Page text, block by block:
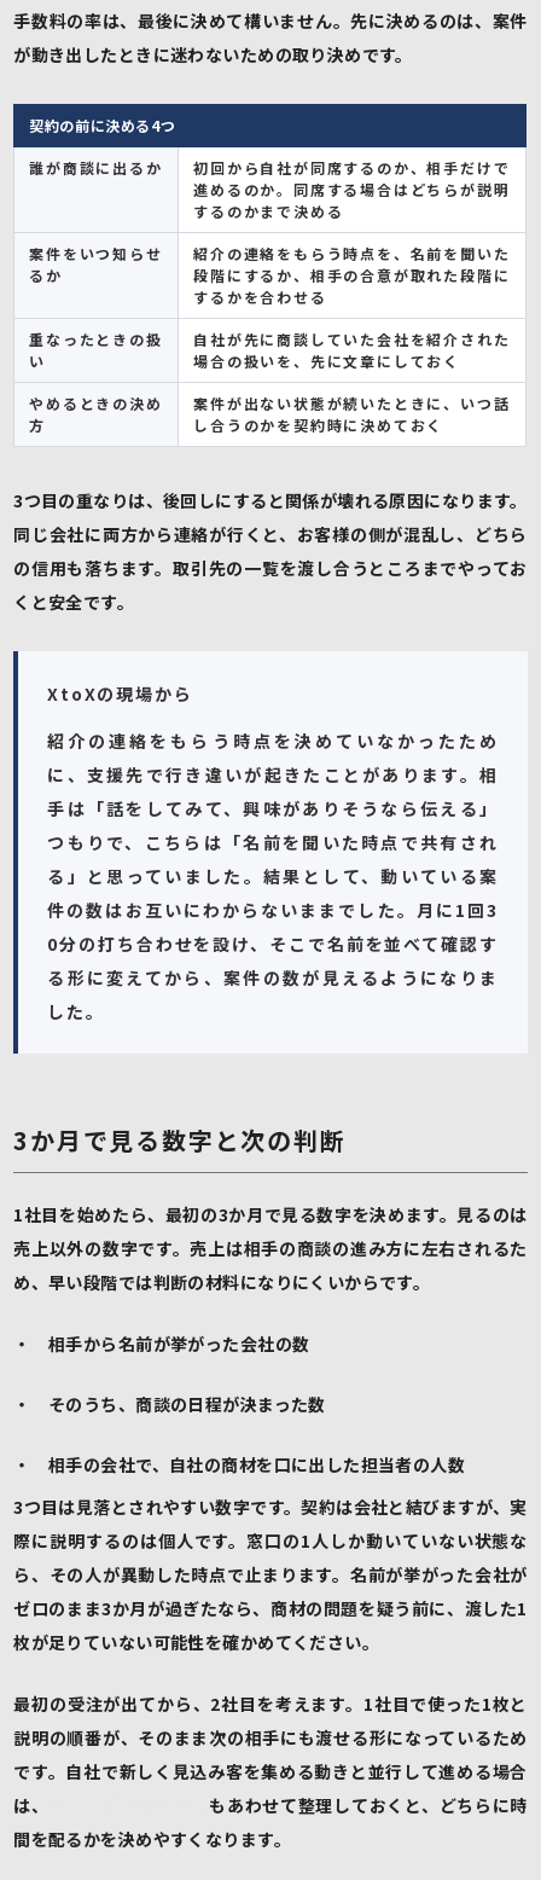
手数料の率は、最後に決めて構いません。先に決めるのは、案件
が動き出したときに迷わないための取り決めです。
契約の前に決める4つ
誰が商談に出るか
初回から自社が同席するのか、相手だけで
進めるのか。同席する場合はどちらが説明
するのかまで決める
案件をいつ知らせ
るか
紹介の連絡をもらう時点を、名前を聞いた
段階にするか、相手の合意が取れた段階に
するかを合わせる
重なったときの扱
い
自社が先に商談していた会社を紹介された
場合の扱いを、先に文章にしておく
やめるときの決め
方
案件が出ない状態が続いたときに、いつ話
し合うのかを契約時に決めておく
3つ目の重なりは、後回しにすると関係が壊れる原因になります。
同じ会社に両方から連絡が行くと、お客様の側が混乱し、どちら
の信用も落ちます。取引先の一覧を渡し合うところまでやってお
くと安全です。
XtoXの現場から
紹介の連絡をもらう時点を決めていなかったため
に、支援先で行き違いが起きたことがあります。相
手は「話をしてみて、興味がありそうなら伝える」
つもりで、こちらは「名前を聞いた時点で共有され
る」と思っていました。結果として、動いている案
件の数はお互いにわからないままでした。月に1回3
0分の打ち合わせを設け、そこで名前を並べて確認す
る形に変えてから、案件の数が見えるようになりま
した。
3か月で見る数字と次の判断
1社目を始めたら、最初の3か月で見る数字を決めます。見るのは
売上以外の数字です。売上は相手の商談の進み方に左右されるた
め、早い段階では判断の材料になりにくいからです。
・ 相手から名前が挙がった会社の数
・ そのうち、商談の日程が決まった数
・ 相手の会社で、自社の商材を口に出した担当者の人数
3つ目は見落とされやすい数字です。契約は会社と結びますが、実
際に説明するのは個人です。窓口の1人しか動いていない状態な
ら、その人が異動した時点で止まります。名前が挙がった会社が
ゼロのまま3か月が過ぎたなら、商材の問題を疑う前に、渡した1
枚が足りていない可能性を確かめてください。
最初の受注が出てから、2社目を考えます。1社目で使った1枚と
説明の順番が、そのまま次の相手にも渡せる形になっているため
です。自社で新しく見込み客を集める動きと並行して進める場合
は、
もあわせて整理しておくと、どちらに時
間を配るかを決めやすくなります。